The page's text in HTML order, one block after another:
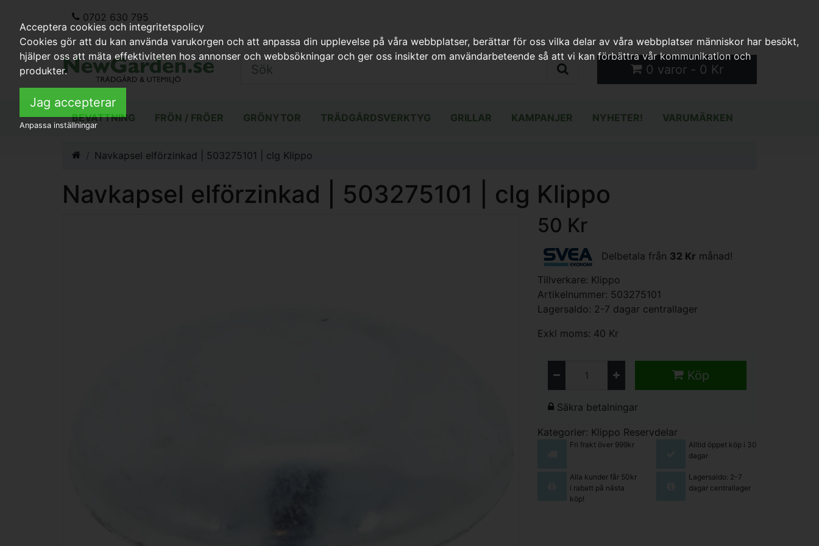
0702 630 795
0 varor - 0 Kr
BEVATTNING FRÖN / FRÖER GRÖNYTOR TRÄDGÅRDSVERKTYG GRILLAR KAMPANJER NYHETER! VARUMÄRKEN
Navkapsel elförzinkad | 503275101 | clg Klippo
Navkapsel elförzinkad | 503275101 | clg Klippo
50 Kr
Delbetala från 32 Kr månad!
Tillverkare: Klippo
Artikelnummer: 503275101
Lagersaldo: 2-7 dagar centrallager
Exkl moms: 40 Kr
Köp
Säkra betalningar
Kategorier: Klippo Reservdelar
Fri frakt över 999kr
Alltid öppet köp i 30
dagar
Alla kunder får 50kr
i rabatt på nästa
köp!
Lagersaldo: 2-7
dagar centrallager
Acceptera cookies och integritetspolicy
Cookies gör att du kan använda varukorgen och att anpassa din upplevelse på våra webbplatser, berättar för oss vilka delar av våra webbplatser människor har besökt,
hjälper oss att mäta effektiviteten hos annonser och webbsökningar och ger oss insikter om användarbeteende så att vi kan förbättra vår kommunikation och
produkter.
Jag accepterar
Anpassa inställningar